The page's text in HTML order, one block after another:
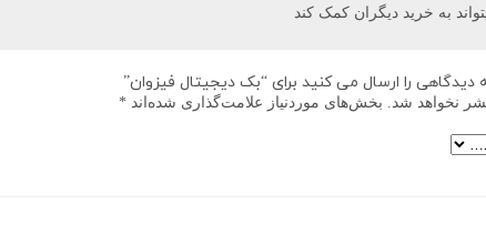
به خرید دیگران کمک کند
دیدگاهی را ارسال می کنید برای “بک دیجیتال فیزوان”
نخواهد شد. بخش‌های موردنیاز علامت‌گذاری شده‌اند *